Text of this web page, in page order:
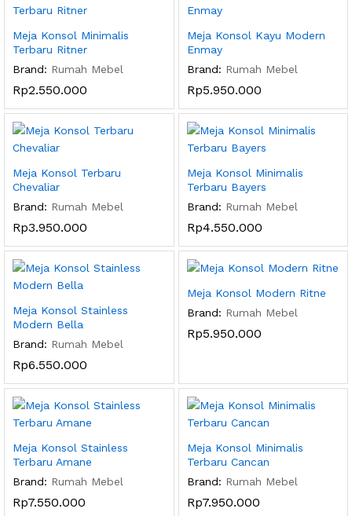
Meja Konsol Minimalis
Terbaru Ritner
Brand: Rumah Mebel
Rp2.550.000
Meja Konsol Kayu Modern
Enmay
Brand: Rumah Mebel
Rp5.950.000
Meja Konsol Terbaru
Chevaliar
Brand: Rumah Mebel
Rp3.950.000
Meja Konsol Minimalis
Terbaru Bayers
Brand: Rumah Mebel
Rp4.550.000
Meja Konsol Stainless
Modern Bella
Brand: Rumah Mebel
Rp6.550.000
Meja Konsol Modern Ritne
Brand: Rumah Mebel
Rp5.950.000
Meja Konsol Stainless
Terbaru Amane
Brand: Rumah Mebel
Rp7.550.000
Meja Konsol Minimalis
Terbaru Cancan
Brand: Rumah Mebel
Rp7.950.000